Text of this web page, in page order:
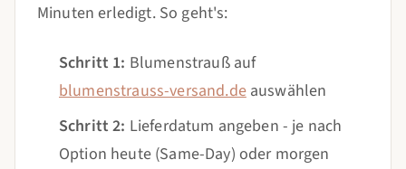
Minuten erledigt. So geht's:
Schritt 1: Blumenstrauß auf
blumenstrauss-versand.deauswählen
Schritt 2: Lieferdatum angeben - je nach
Option heute (Same-Day) oder morgen